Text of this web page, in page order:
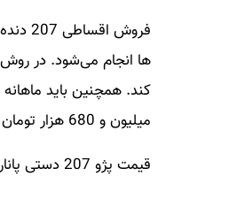
میلیون و 680 هزار تومان پیش پرداخت داشته باشد و ماهانه نیز 42 میلیون و 146 هزار تومان اقساط واریز کند.
قیمت پژو 207 دستی پاناروما